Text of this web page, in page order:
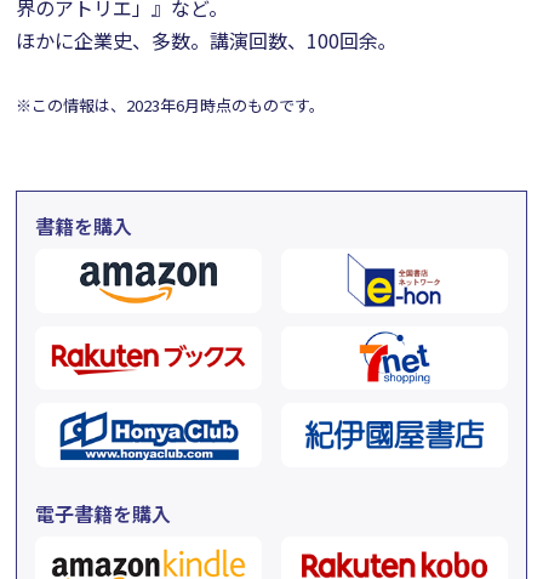
界のアトリエ」』など。
ほかに企業史、多数。講演回数、100回余｡
※この情報は、2023年6月時点のものです。
書籍を購入
電子書籍を購入